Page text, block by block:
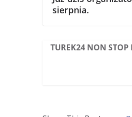
sierpnia.
TUREK24 NON STOP